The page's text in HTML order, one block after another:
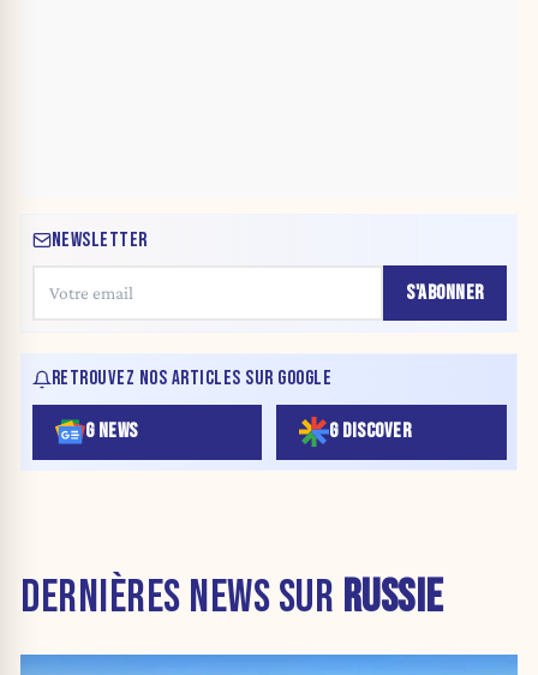
NEWSLETTER
S'ABONNER
RETROUVEZ NOS ARTICLES SUR GOOGLE
G NEWS G DISCOVER
DERNIÈRES NEWS SUR RUSSIE